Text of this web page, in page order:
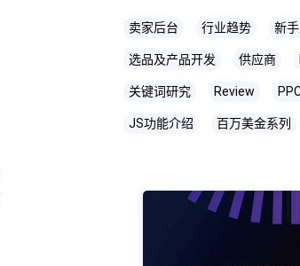
卖家后台 行业趋势 新
选品及产品开发 供应商
关键词研究 Review
JS功能介绍 百万美金系列
cpc广告